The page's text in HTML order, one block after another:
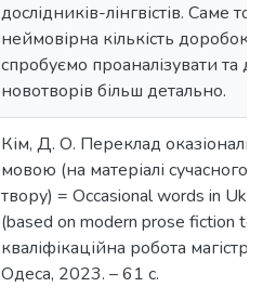
дослідників-лінгвістів. Саме
неймовірна кількість доробок
спробуємо проаналізувати та
новотворів більш детально.
Кім, Д. О. Переклад
мовою (на матеріалі сучасного
твору) = Occasional words in
(based on modern prose fiction
кваліфікаційна робота
Одеса, 2023. – 61 с.